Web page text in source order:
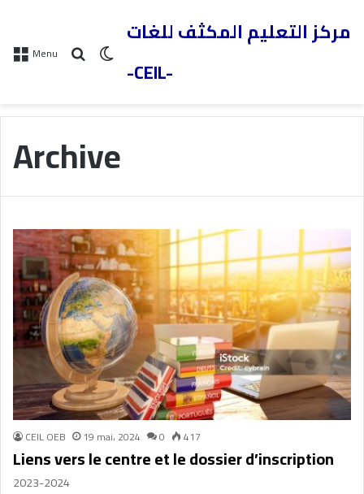
Menu
مركز التعليم المكثف للغات
-CEIL-
Archive
CEIL OEB 19 mai، 2024 0 417
Liens vers le centre et le dossier d’inscription
2023-2024